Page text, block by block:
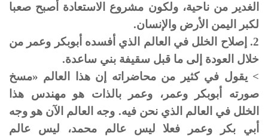
الغدير من ناحية، ولكون مشروع الاستعادة أصبح صعبا
لكبر اليمن الأرض والإنسان.
2. إصلاح الخلل في العالم الذي أفسده أبوبكر وعمر من
خلال العودة إلى ما قبل سقيفة بني ساعدة.
> يقول في كثير من محاضراته إن هذا العالم «مسخ
صورته أبوبكر وعمر، وعمر بالذات هو مهندس هذا
الخلل في العالم الذي نحن فيه. وجه العالم الآن هو وجه
أبي بكر وعمر فعلا ليس عالم محمد، ليس عالم